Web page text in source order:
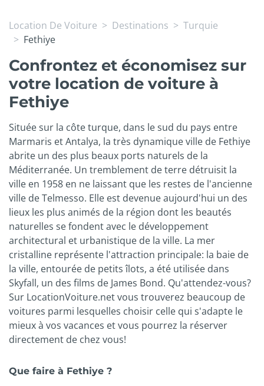
Location De Voiture Destinations
Turquie
Fethiye
Confrontez et économisez sur
votre location de voiture à
Fethiye
Située sur la côte turque, dans le sud du pays entre
Marmaris et Antalya, la très dynamique ville de Fethiye
abrite un des plus beaux ports naturels de la
Méditerranée. Un tremblement de terre détruisit la
ville en 1958 en ne laissant que les restes de l'ancienne
ville de Telmesso. Elle est devenue aujourd'hui un des
lieux les plus animés de la région dont les beautés
naturelles se fondent avec le développement
architectural et urbanistique de la ville. La mer
cristalline représente l'attraction principale: la baie de
la ville, entourée de petits îlots, a été utilisée dans
Skyfall, un des films de James Bond. Qu'attendez-vous?
Sur LocationVoiture.net vous trouverez beaucoup de
voitures parmi lesquelles choisir celle qui s'adapte le
mieux à vos vacances et vous pourrez la réserver
directement de chez vous!
Que faire à Fethiye ?